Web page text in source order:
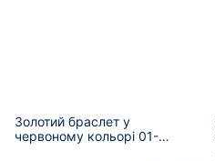
Золотий браслет у
червоному кольорі 01-